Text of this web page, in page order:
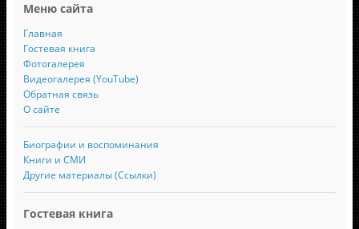
Меню сайта
Главная
Гостевая книга
Фотогалерея
Видеогалерея (YouTube)
Обратная связь
О сайте
Биографии и воспоминания
Книги и СМИ
Другие материалы (Ссылки)
Гостевая книга